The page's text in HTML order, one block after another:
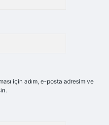
için adım, e-posta adresim ve